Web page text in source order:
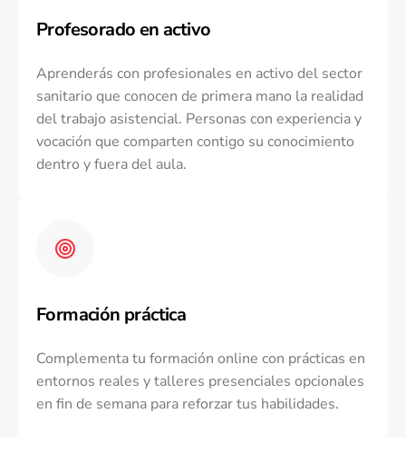
Profesorado en activo
Aprenderás con profesionales en activo del sector
sanitario que conocen de primera mano la realidad
del trabajo asistencial. Personas con experiencia y
vocación que comparten contigo su conocimiento
dentro y fuera del aula.
Formación práctica
Complementa tu formación online con prácticas en
entornos reales y talleres presenciales opcionales
en fin de semana para reforzar tus habilidades.